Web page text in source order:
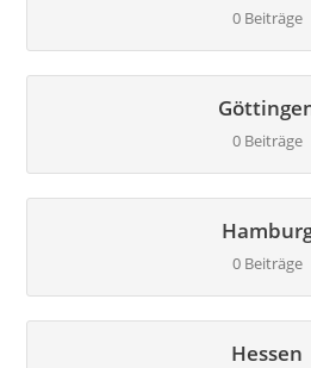
0 Beiträge
0 Beiträge
0 Beiträge
Hessen